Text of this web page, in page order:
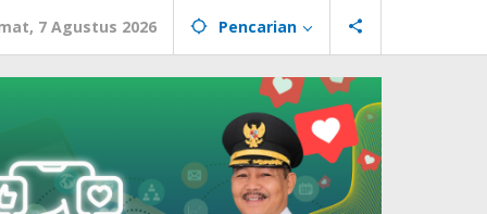
7 Agustus 2026 Pencarian